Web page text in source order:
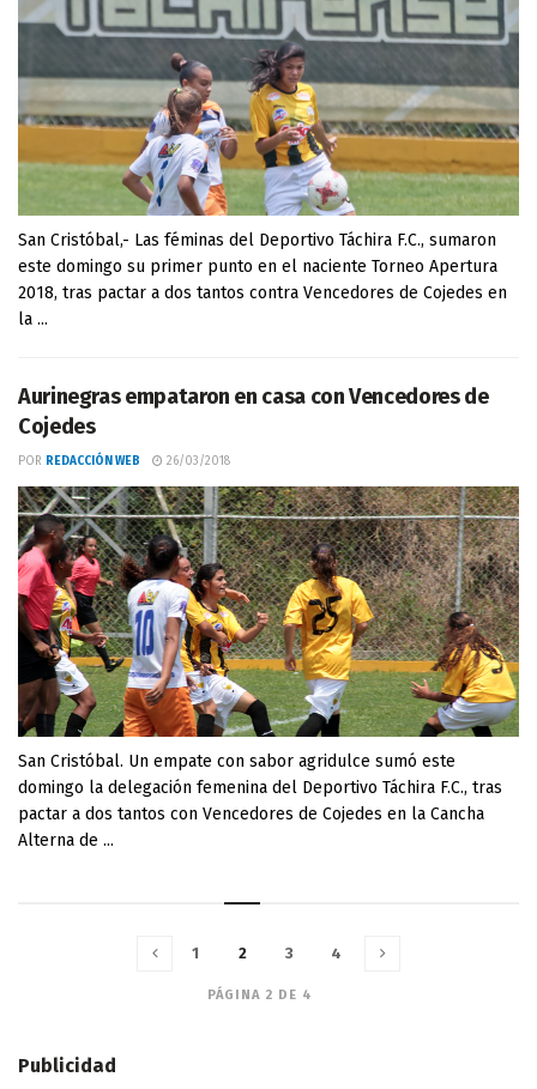
San Cristóbal,- Las féminas del Deportivo Táchira F.C., sumaron
este domingo su primer punto en el naciente Torneo Apertura
2018, tras pactar a dos tantos contra Vencedores de Cojedes en
la ...
Aurinegras empataron en casa con Vencedores de
Cojedes
POR REDACCIÓN WEB 26/03/2018
San Cristóbal. Un empate con sabor agridulce sumó este
domingo la delegación femenina del Deportivo Táchira F.C., tras
pactar a dos tantos con Vencedores de Cojedes en la Cancha
Alterna de ...
PÁGINA 2 DE 4
1 2 3 4
Publicidad